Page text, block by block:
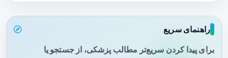
راهنمای سریع
برای پیدا کردن سریع‌تر مطالب پزشکی، از جستجو یا